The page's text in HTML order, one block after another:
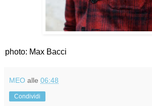
photo: Max Bacci
MEO alle 06:48
Condividi